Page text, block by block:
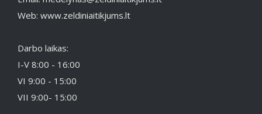
Web: www.zeldiniaitikjums.lt
Darbo laikas:
I-V 8:00 - 16:00
VI 9:00 - 15:00
VII 9:00- 15:00